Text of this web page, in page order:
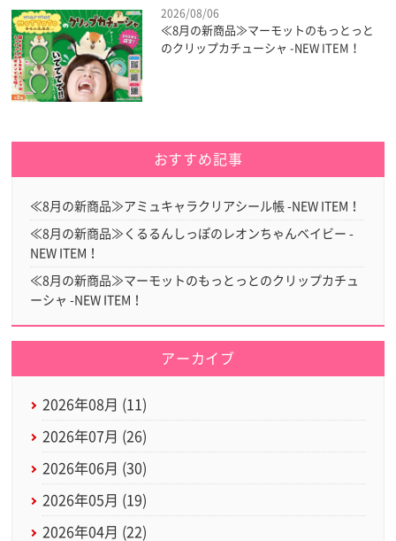
2026/08/06
≪8月の新商品≫マーモットのもっとっと
のクリップカチューシャ -NEW ITEM！
おすすめ記事
≪8月の新商品≫アミュキャラクリアシール帳 -NEW ITEM！
≪8月の新商品≫くるるんしっぽのレオンちゃんベイビー -
NEW ITEM！
≪8月の新商品≫マーモットのもっとっとのクリップカチュ
ーシャ -NEW ITEM！
アーカイブ
2026年08月 (11)
2026年07月 (26)
2026年06月 (30)
2026年05月 (19)
2026年04月 (22)